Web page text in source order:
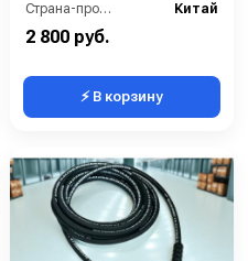
Страна-производитель:
Китай
2 800 руб.
⚡ В корзину